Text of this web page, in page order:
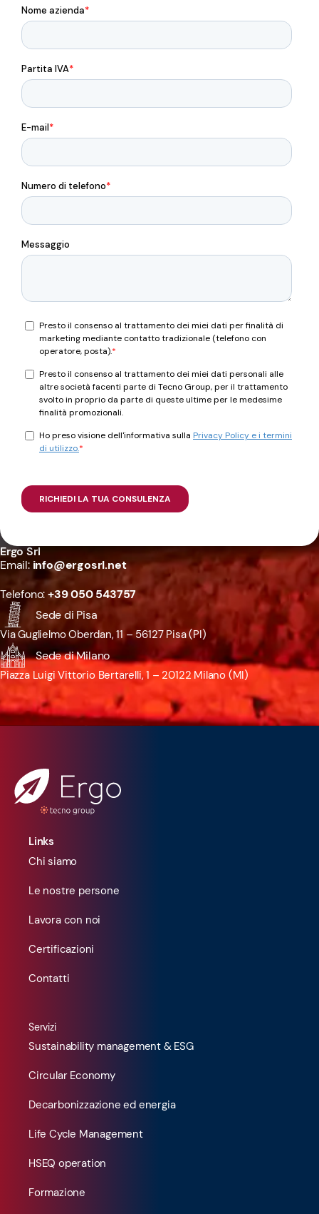
Ergo Srl
Email: info@ergosrl.net
Telefono:+39 050 543757
Sede di Pisa
Via Guglielmo Oberdan, 11 – 56127 Pisa (PI)
Sede di Milano
Piazza Luigi Vittorio Bertarelli, 1 – 20122 Milano (MI)
Links
Chi siamo
Le nostre persone
Lavora con noi
Certificazioni
Contatti
Servizi
Sustainability management & ESG
Circular Economy
Decarbonizzazione ed energia
Life Cycle Management
HSEQ operation
Formazione